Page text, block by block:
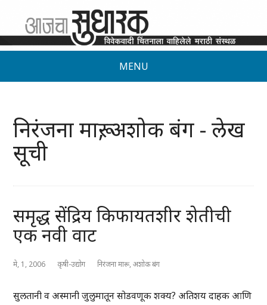
MENU
निरंजना मारू, अशोक बंग - लेख
सूची
समृद्ध सेंद्रिय किफायतशीर शेतीची
एक नवी वाट
मे, 1, 2006 कृषी-उद्योग निरंजना मारू, अशोक बंग
सुलतानी व अस्मानी जुलुमातून सोडवणूक शक्य? अतिशय दाहक आणि